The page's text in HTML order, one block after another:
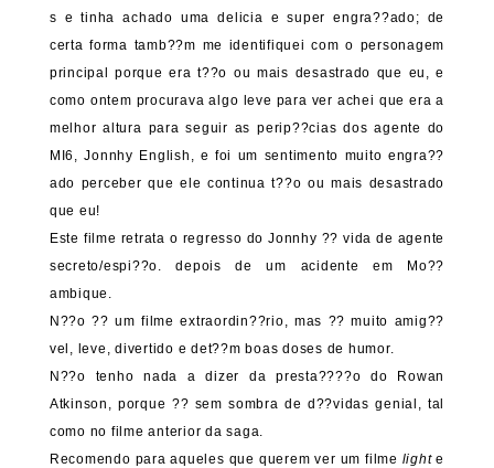
s e tinha achado uma delicia e super engra??ado; de
certa forma tamb??m me identifiquei com o personagem
principal porque era t??o ou mais desastrado que eu, e
como ontem procurava algo leve para ver achei que era a
melhor altura para seguir as perip??cias dos agente do
MI6, Jonnhy English, e foi um sentimento muito engra??
ado perceber que ele continua t??o ou mais desastrado
que eu!
Este filme retrata o regresso do Jonnhy ?? vida de agente
secreto/espi??o. depois de um acidente em Mo??
ambique.
N??o ?? um filme extraordin??rio, mas ?? muito amig??
vel, leve, divertido e det??m boas doses de humor.
N??o tenho nada a dizer da presta????o do Rowan
Atkinson, porque ?? sem sombra de d??vidas genial, tal
como no filme anterior da saga.
Recomendo para aqueles que querem ver um filme lighte